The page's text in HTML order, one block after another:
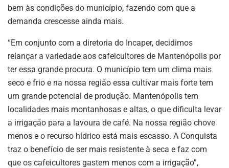
bem às condições do município, fazendo com que a
demanda crescesse ainda mais.
“Em conjunto com a diretoria do Incaper, decidimos
relançar a variedade aos cafeicultores de Mantenópolis por
ter essa grande procura. O município tem um clima mais
seco e frio e na nossa região essa cultivar mais forte tem
um grande potencial de produção. Mantenópolis tem
localidades mais montanhosas e altas, o que dificulta levar
a irrigação para a lavoura de café. Na nossa região chove
menos e o recurso hídrico está mais escasso. A Conquista
traz o benefício de ser mais resistente à seca e faz com
que os cafeicultores gastem menos com a irrigação”,